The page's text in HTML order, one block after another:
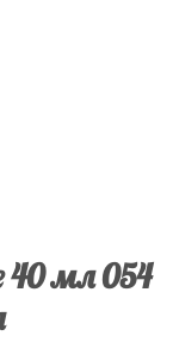
40 мл 054